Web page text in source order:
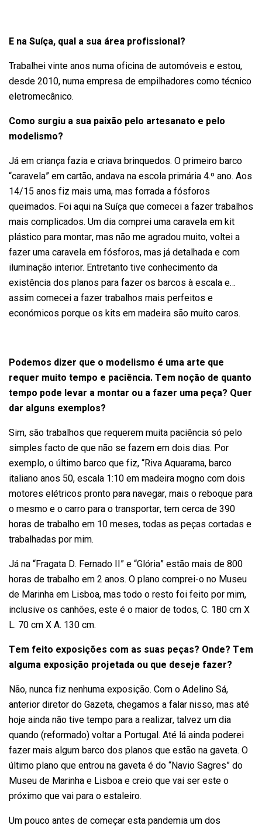
E na Suíça, qual a sua área profissional?
Trabalhei vinte anos numa oficina de automóveis e estou,
desde 2010, numa empresa de empilhadores como técnico
eletromecânico.
Como surgiu a sua paixão pelo artesanato e pelo
modelismo?
Já em criança fazia e criava brinquedos. O primeiro barco
“caravela” em cartão, andava na escola primária 4.º ano. Aos
14/15 anos fiz mais uma, mas forrada a fósforos
queimados. Foi aqui na Suíça que comecei a fazer trabalhos
mais complicados. Um dia comprei uma caravela em kit
plástico para montar, mas não me agradou muito, voltei a
fazer uma caravela em fósforos, mas já detalhada e com
iluminação interior. Entretanto tive conhecimento da
existência dos planos para fazer os barcos à escala e…
assim comecei a fazer trabalhos mais perfeitos e
económicos porque os kits em madeira são muito caros.
Podemos dizer que o modelismo é uma arte que
requer muito tempo e paciência. Tem noção de quanto
tempo pode levar a montar ou a fazer uma peça? Quer
dar alguns exemplos?
Sim, são trabalhos que requerem muita paciência só pelo
simples facto de que não se fazem em dois dias. Por
exemplo, o último barco que fiz, “Riva Aquarama, barco
italiano anos 50, escala 1:10 em madeira mogno com dois
motores elétricos pronto para navegar, mais o reboque para
o mesmo e o carro para o transportar, tem cerca de 390
horas de trabalho em 10 meses, todas as peças cortadas e
trabalhadas por mim.
Já na “Fragata D. Fernado II” e “Glória” estão mais de 800
horas de trabalho em 2 anos. O plano comprei-o no Museu
de Marinha em Lisboa, mas todo o resto foi feito por mim,
inclusive os canhões, este é o maior de todos, C. 180 cm X
L. 70 cm X A. 130 cm.
Tem feito exposições com as suas peças? Onde? Tem
alguma exposição projetada ou que deseje fazer?
Não, nunca fiz nenhuma exposição. Com o Adelino Sá,
anterior diretor do Gazeta, chegamos a falar nisso, mas até
hoje ainda não tive tempo para a realizar, talvez um dia
quando (reformado) voltar a Portugal. Até lá ainda poderei
fazer mais algum barco dos planos que estão na gaveta. O
último plano que entrou na gaveta é do “Navio Sagres” do
Museu de Marinha e Lisboa e creio que vai ser este o
próximo que vai para o estaleiro.
Um pouco antes de começar esta pandemia um dos